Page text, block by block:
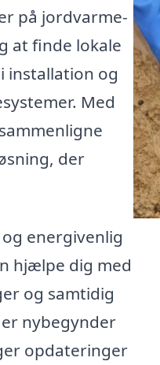
på jordvarme-
at finde lokale
installation og
Med
der
energivenlig
hjælpe dig med
og samtidig
nybegynder
opdateringer